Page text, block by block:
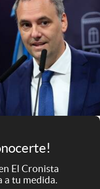
El Cronista
a tu medida.